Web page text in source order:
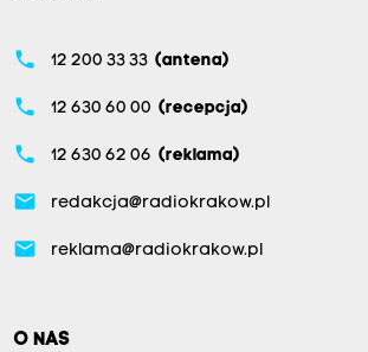
phone 12 200 33 33 (antena)
phone 12 630 60 00 (recepcja)
phone 12 630 62 06 (reklama)
email redakcja@radiokrakow.pl
email reklama@radiokrakow.pl
O NAS